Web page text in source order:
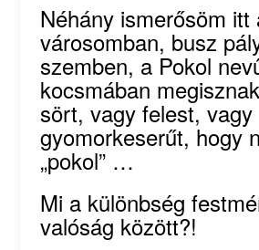
Néhány ismerősöm itt
városomban, busz
szemben, a Pokol
kocsmában
sört, vagy felest, vagy
gyomorkeserűt, hogy
„pokol” …
Mi a különbség
valóság között?!